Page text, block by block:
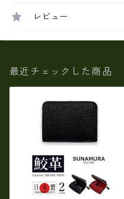
レビュー
最近チェックした商品